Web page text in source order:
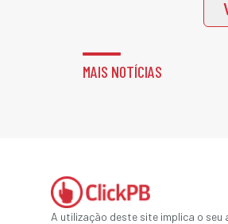
MAIS NOTÍCIAS
A utilização deste site implica o seu